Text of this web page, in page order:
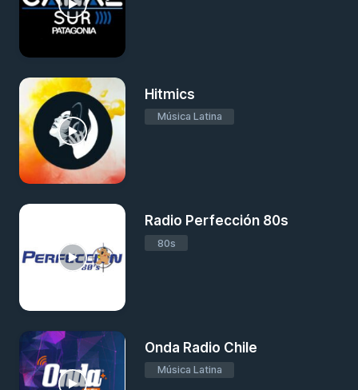
Hitmics
Música Latina
Radio Perfección 80s
80s
Onda Radio Chile
Música Latina